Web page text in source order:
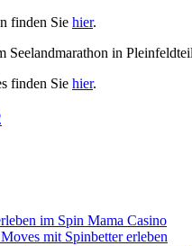
finden Sie hier.
Seelandmarathon in
finden Sie hier.
im Spin Mama Casino
mit Spinbetter erleben